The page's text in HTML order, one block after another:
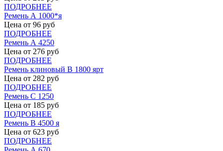
ПОДРОБНЕЕ
Ремень А 1000*я
Цена от 96 руб
ПОДРОБНЕЕ
Ремень А 4250
Цена от 276 руб
ПОДРОБНЕЕ
Ремень клиновый В 1800 ярт
Цена от 282 руб
ПОДРОБНЕЕ
Ремень С 1250
Цена от 185 руб
ПОДРОБНЕЕ
Ремень В 4500 я
Цена от 623 руб
ПОДРОБНЕЕ